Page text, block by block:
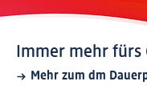
Immer mehr fürs
Mehr zum dm